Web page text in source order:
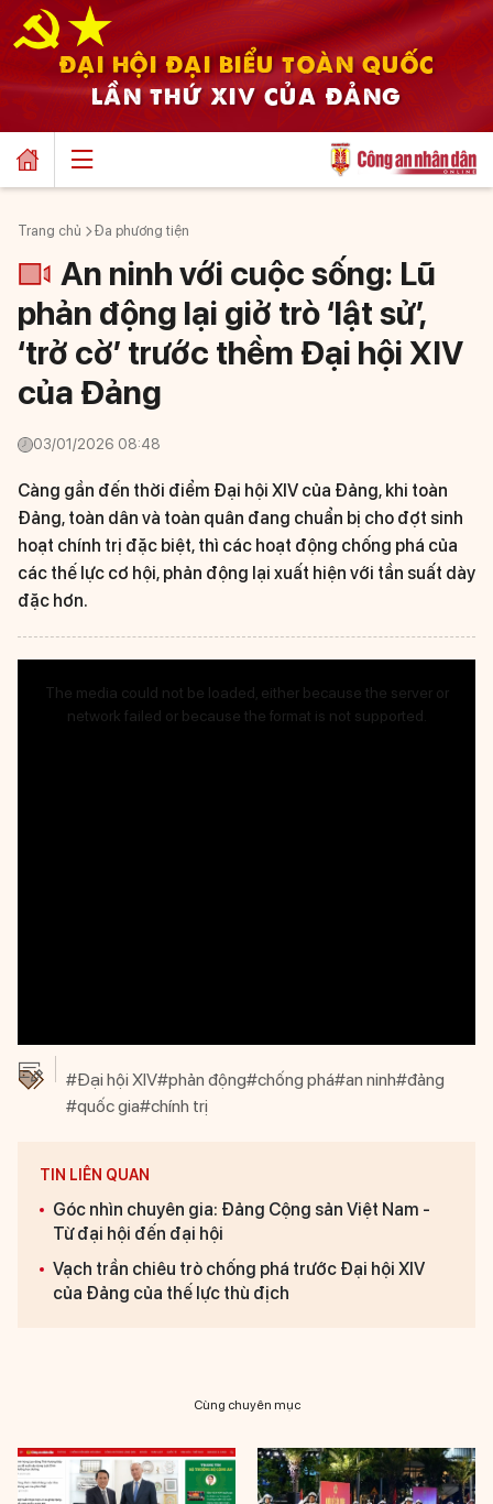
ĐẠI HỘI ĐẠI BIỂU TOÀN QUỐC
LẦN THỨ XIV CỦA ĐẢNG
Trang chủ Đa phương tiện
An ninh với cuộc sống: Lũ
phản động lại giở trò ‘lật sử’,
‘trở cờ’ trước thềm Đại hội XIV
của Đảng
03/01/2026 08:48
Càng gần đến thời điểm Đại hội XIV của Đảng, khi toàn
Đảng, toàn dân và toàn quân đang chuẩn bị cho đợt sinh
hoạt chính trị đặc biệt, thì các hoạt động chống phá của
các thế lực cơ hội, phản động lại xuất hiện với tần suất dày
đặc hơn.
The media could not be loaded, either because the server or
network failed or because the format is not supported.
#Đại hội XIV#phản động#chống phá#an ninh#đảng
#quốc gia#chính trị
TIN LIÊN QUAN
Góc nhìn chuyên gia: Đảng Cộng sản Việt Nam -
Từ đại hội đến đại hội
Vạch trần chiêu trò chống phá trước Đại hội XIV
của Đảng của thế lực thù địch
Cùng chuyên mục